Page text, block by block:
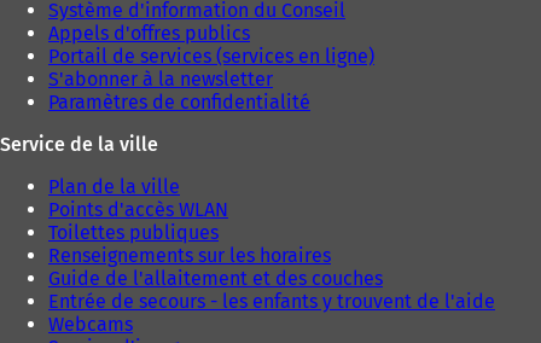
Système d'information du Conseil
Appels d'offres publics
Portail de services (services en ligne)
S'abonner à la newsletter
Paramètres de confidentialité
Service de la ville
Plan de la ville
Points d'accès WLAN
Toilettes publiques
Renseignements sur les horaires
Guide de l'allaitement et des couches
Entrée de secours - les enfants y trouvent de l'aide
Webcams